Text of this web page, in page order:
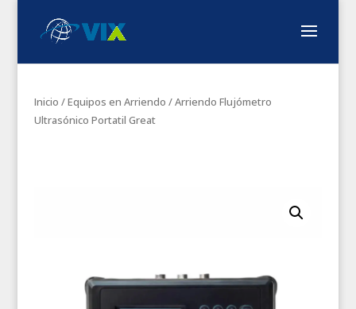
Inicio /Equipos en Arriendo / Arriendo Flujómetro
Ultrasónico Portatil Great